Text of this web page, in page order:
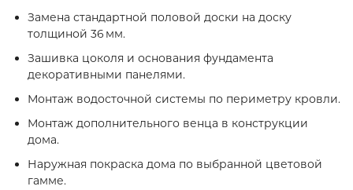
Замена стандартной половой доски на доску
толщиной 36 мм.
Зашивка цоколя и основания фундамента
декоративными панелями.
Монтаж водосточной системы по периметру кровли.
Монтаж дополнительного венца в конструкции
дома.
Наружная покраска дома по выбранной цветовой
гамме.